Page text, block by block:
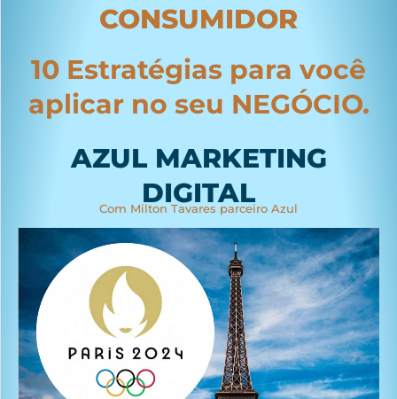
CONSUMIDOR
10 Estratégias para você
aplicar no seu NEGÓCIO.
AZUL MARKETING
DIGITAL
Com Milton Tavares parceiro Azul